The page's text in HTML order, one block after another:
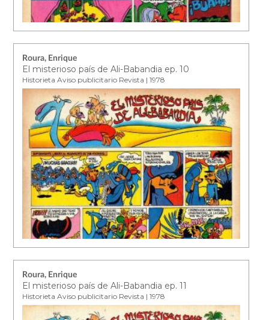
Roura, Enrique
El misterioso país de Ali-Babandia ep. 10
Historieta Aviso publicitario Revista | 1978
Roura, Enrique
El misterioso país de Ali-Babandia ep. 11
Historieta Aviso publicitario Revista | 1978